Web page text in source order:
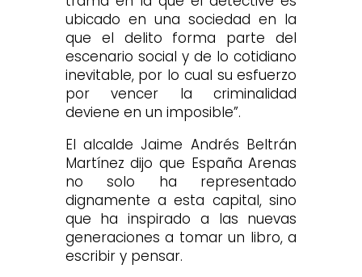
ubicado en una sociedad en la
que el delito forma parte del
escenario social y de lo cotidiano
inevitable, por lo cual su esfuerzo
por vencer la criminalidad
deviene en un imposible”.
El alcalde Jaime Andrés Beltrán
Martínez dijo que España Arenas
no solo ha representado
dignamente a esta capital, sino
que ha inspirado a las nuevas
generaciones a tomar un libro, a
escribir y pensar.